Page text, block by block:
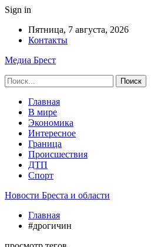
Sign in
Пятница, 7 августа, 2026
Контакты
Медиа Брест
Главная
В мире
Экономика
Интересное
Граница
Происшествия
ДТП
Спорт
Новости Бреста и области
Главная
#дрогичин